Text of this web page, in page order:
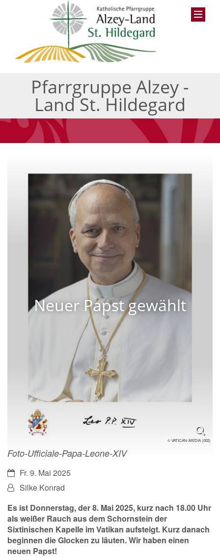
Pfarrgruppe Alzey -
Land St. Hildegard
Neuer Papst gewählt
© VATICAN-MEDIA (002)
Foto-Ufficiale-Papa-Leone-XIV
Datum:Fr. 9. Mai 2025
Von:Silke Konrad
Es ist Donnerstag, der 8. Mai 2025, kurz nach 18.00 Uhr
als weißer Rauch aus dem Schornstein der
Sixtinischen Kapelle im Vatikan aufsteigt. Kurz danach
beginnen die Glocken zu läuten. Wir haben einen
neuen Papst!